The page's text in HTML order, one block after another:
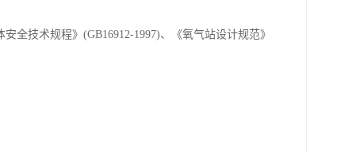
全技术规程》(GB16912-1997)、《氧气站设计规范》